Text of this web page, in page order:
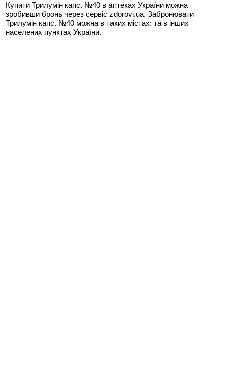
Купити Трилумін капс. №40 в аптеках України можна
зробивши бронь через сервіс zdorovi.ua. Забронювати
Трилумін капс. №40 можна в таких містах:та в інших
населених пунктах України.